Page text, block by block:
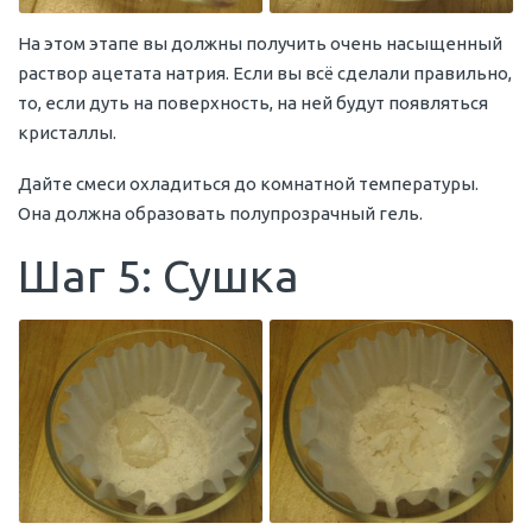
На этом этапе вы должны получить очень насыщенный
раствор ацетата натрия. Если вы всё сделали правильно,
то, если дуть на поверхность, на ней будут появляться
кристаллы.
Дайте смеси охладиться до комнатной температуры.
Она должна образовать полупрозрачный гель.
Шаг 5: Сушка